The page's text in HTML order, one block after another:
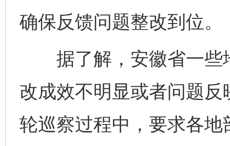
确保反馈问题整改到位。
据了解，安徽省一些
改成效不明显或者问题
轮巡察过程中，要求各地
完善运行机制助力责任有效落实 一纸欠